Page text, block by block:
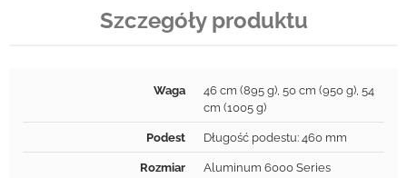
Szczegóły produktu
Waga
46 cm (895 g), 50 cm (950 g), 54
cm (1005 g)
Podest Długość podestu: 460 mm
Rozmiar Aluminum 6000 Series